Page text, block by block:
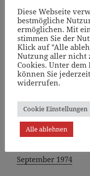
Februar 1974
März 1974
April 1974
Mai 1974
Juni 1974
Juli – August 1974
September 1974
Diese Webseite
bestmögliche
ermöglichen. Mit
stimmen Sie der
Klick auf "Alle
Nutzung aller nicht
Cookies. Unter
können Sie
widerrufen.
Cookie Einstellungen
Alle ablehnen